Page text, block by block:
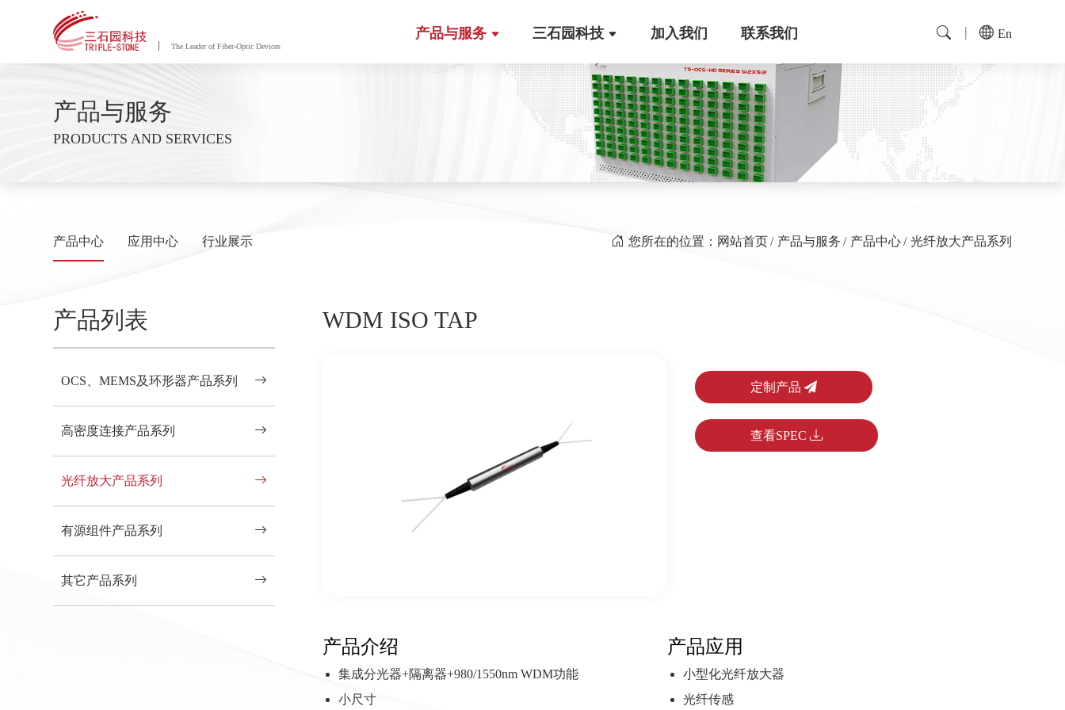
The Leader of Fiber-Optic Devices
产品与服务 三石园科技 加入我们 联系我们 En
产品与服务
PRODUCTS AND SERVICES
产品中心 应用中心 行业展示 您所在的位置： 网站首页 产品与服务 产品中心 光纤放大产品系列
产品列表
OCS、MEMS及环形器产品系列
高密度连接产品系列
光纤放大产品系列
有源组件产品系列
其它产品系列
WDM ISO TAP
定制产品
查看SPEC
产品介绍
集成分光器+隔离器+980/1550nm WDM功能
小尺寸
产品应用
小型化光纤放大器
光纤传感